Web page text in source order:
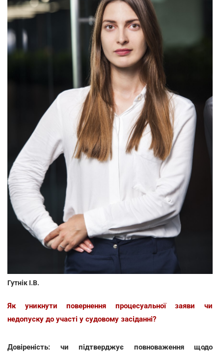
Гутнік І.В.
Як уникнути повернення процесуальної заяви чи
недопуску до участі у судовому засіданні?
Довіреність: чи підтверджує повноваження щодо